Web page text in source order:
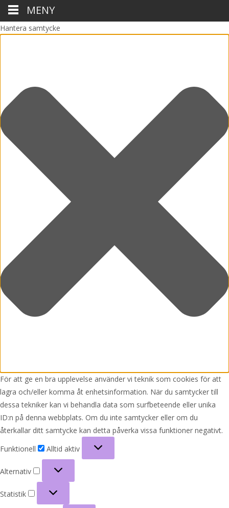
Hantera samtycke
För att ge en bra upplevelse använder vi teknik som cookies för att
lagra och/eller komma åt enhetsinformation. När du samtycker till
dessa tekniker kan vi behandla data som surfbeteende eller unika
ID:n på denna webbplats. Om du inte samtycker eller om du
återkallar ditt samtycke kan detta påverka vissa funktioner negativt.
Funktionell
Alltid aktiv
Alternativ
Statistik
MENY